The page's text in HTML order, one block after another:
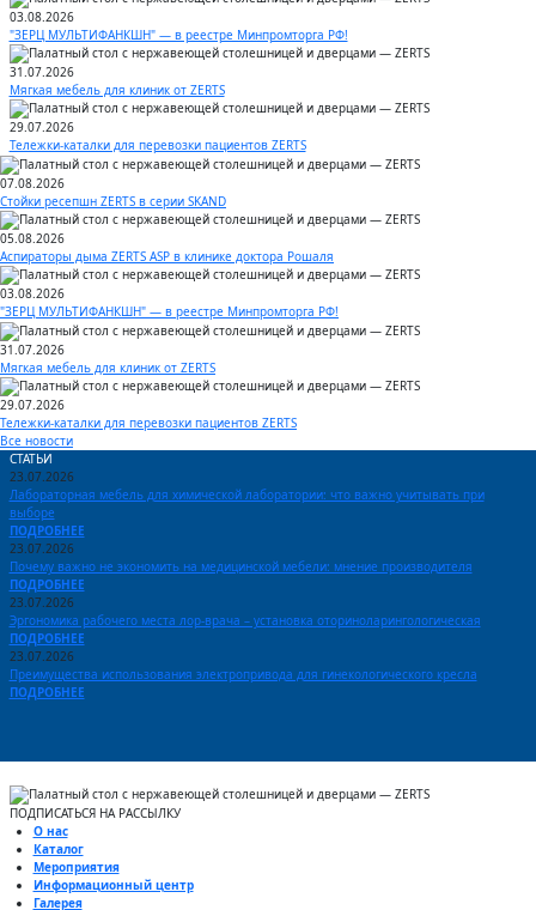
03.08.2026
"ЗЕРЦ МУЛЬТИФАНКШН" — в реестре Минпромторга РФ!
31.07.2026
Мягкая мебель для клиник от ZERTS
29.07.2026
Тележки-каталки для перевозки пациентов ZERTS
07.08.2026
Стойки ресепшн ZERTS в серии SKAND
05.08.2026
Аспираторы дыма ZERTS ASP в клинике доктора Рошаля
03.08.2026
"ЗЕРЦ МУЛЬТИФАНКШН" — в реестре Минпромторга РФ!
31.07.2026
Мягкая мебель для клиник от ZERTS
29.07.2026
Тележки-каталки для перевозки пациентов ZERTS
Все новости
СТАТЬИ
23.07.2026
Лабораторная мебель для химической лаборатории: что важно учитывать при
выборе
ПОДРОБНЕЕ
23.07.2026
Почему важно не экономить на медицинской мебели: мнение производителя
ПОДРОБНЕЕ
23.07.2026
Эргономика рабочего места лор-врача – установка оториноларингологическая
ПОДРОБНЕЕ
23.07.2026
Преимущества использования электропривода для гинекологического кресла
ПОДРОБНЕЕ
ПОДПИСАТЬСЯ НА РАССЫЛКУ
О нас
Каталог
Мероприятия
Информационный центр
Галерея